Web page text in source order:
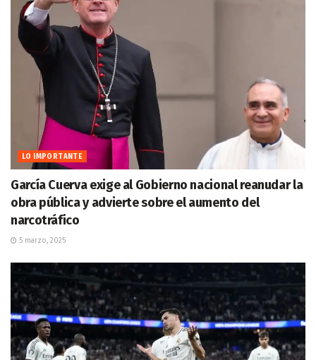
LO IMPORTANTE
García Cuerva exige al Gobierno nacional reanudar la
obra pública y advierte sobre el aumento del
narcotráfico
5 marzo, 2025